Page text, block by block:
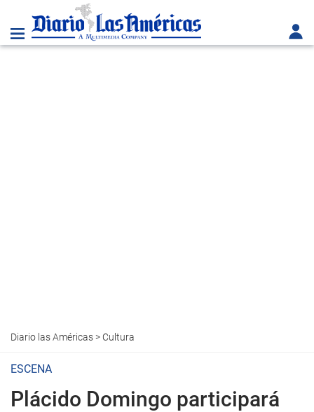
Diario las Américas> Cultura
ESCENA
Plácido Domingo participará